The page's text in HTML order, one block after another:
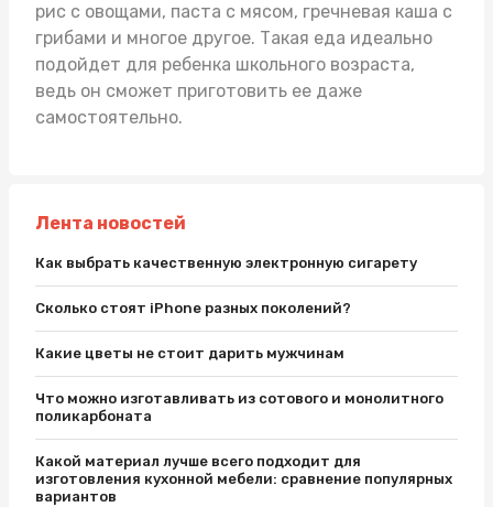
рис с овощами, паста с мясом, гречневая каша с
грибами и многое другое. Такая еда идеально
подойдет для ребенка школьного возраста,
ведь он сможет приготовить ее даже
самостоятельно.
Лента новостей
Как выбрать качественную электронную сигарету
Сколько стоят iPhone разных поколений?
Какие цветы не стоит дарить мужчинам
Что можно изготавливать из сотового и монолитного
поликарбоната
Какой материал лучше всего подходит для
изготовления кухонной мебели: сравнение популярных
вариантов